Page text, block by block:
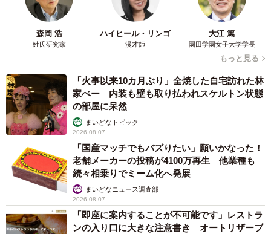
森岡 浩
姓氏研究家
ハイヒール・リンゴ
漫才師
大江 篤
園田学園女子大学学長
もっと見る
「火事以来10カ月ぶり」全焼した自宅訪れた林
家ぺー 内装も壁も取り払われスケルトン状態
の部屋に呆然
まいどなトピック
2026.08.07
「国産マッチでもバズりたい」願いかなった！
老舗メーカーの投稿が4100万再生 他業種も
続々相乗りでミーム化へ発展
まいどなニュース調査部
2026.08.07
「即座に案内することが不可能です」レストラ
ンの入り口に大きな注意書き オートリザーブ